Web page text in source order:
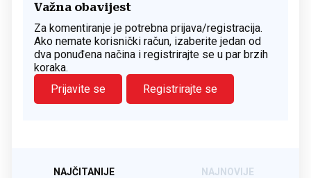
Važna obavijest
Za komentiranje je potrebna prijava/registracija.
Ako nemate korisnički račun, izaberite jedan od
dva ponuđena načina i registrirajte se u par brzih
koraka.
Prijavite se
Registrirajte se
NAJČITANIJE NAJNOVIJE